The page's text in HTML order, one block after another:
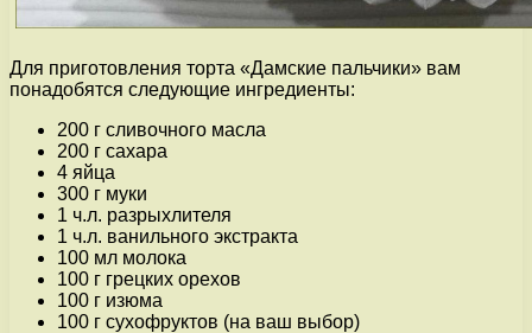
Для приготовления торта «Дамские пальчики» вам
понадобятся следующие ингредиенты:
200 г сливочного масла
200 г сахара
4 яйца
300 г муки
1 ч.л. разрыхлителя
1 ч.л. ванильного экстракта
100 мл молока
100 г грецких орехов
100 г изюма
100 г сухофруктов (на ваш выбор)